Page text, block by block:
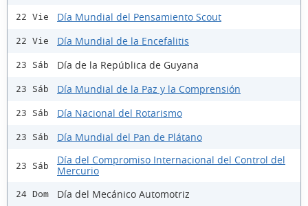
22 Vie Día Mundial del Pensamiento Scout
22 Vie Día Mundial de la Encefalitis
23 Sáb Día de la República de Guyana
23 Sáb Día Mundial de la Paz y la Comprensión
23 Sáb Día Nacional del Rotarismo
23 Sáb Día Mundial del Pan de Plátano
23 Sáb
Día del Compromiso Internacional del Control del
Mercurio
24 Dom Día del Mecánico Automotriz